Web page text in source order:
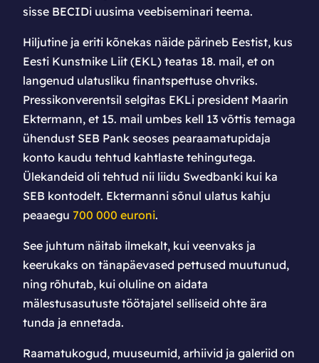
sisse BECIDi uusima veebiseminari teema.
Hiljutine ja eriti kõnekas näide pärineb Eestist, kus
Eesti Kunstnike Liit (EKL) teatas 18. mail, et on
langenud ulatusliku finantspettuse ohvriks.
Pressikonverentsil selgitas EKLi president Maarin
Ektermann, et 15. mail umbes kell 13 võttis temaga
ühendust SEB Pank seoses pearaamatupidaja
konto kaudu tehtud kahtlaste tehingutega.
Ülekandeid oli tehtud nii liidu Swedbanki kui ka
SEB kontodelt. Ektermanni sõnul ulatus kahju
peaaegu 700 000 euroni.
See juhtum näitab ilmekalt, kui veenvaks ja
keerukaks on tänapäevased pettused muutunud,
ning rõhutab, kui oluline on aidata
mälestusasutuste töötajatel selliseid ohte ära
tunda ja ennetada.
Raamatukogud, muuseumid, arhiivid ja galeriid on